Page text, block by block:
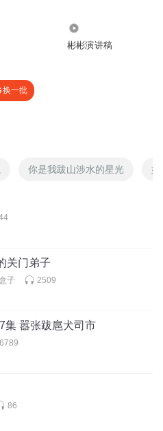
彬彬演讲稿
换一批
你是我跋山涉水的星光 妃
关门弟子
子 2509
集 嚣张跋扈犬司市
6789
86